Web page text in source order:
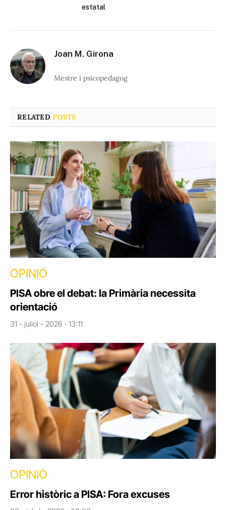
estatal
Joan M. Girona
Mestre i psicopedagog
RELATEDPOSTS
OPINIÓ
PISA obre el debat: la Primària necessita
orientació
31 - juliol - 2026 · 13:11
OPINIÓ
Error històric a PISA: Fora excuses